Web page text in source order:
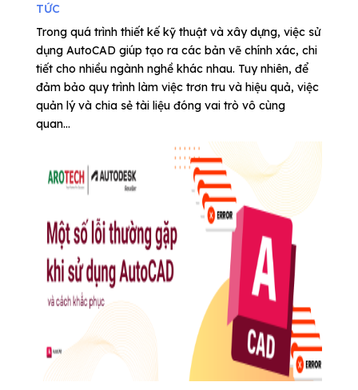
TỨC
Trong quá trình thiết kế kỹ thuật và xây dựng, việc sử
dụng AutoCAD giúp tạo ra các bản vẽ chính xác, chi
tiết cho nhiều ngành nghề khác nhau. Tuy nhiên, để
đảm bảo quy trình làm việc trơn tru và hiệu quả, việc
quản lý và chia sẻ tài liệu đóng vai trò vô cùng
quan...